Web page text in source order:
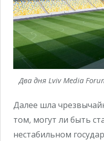
Два дня Lviv Media
Далее шла
том, могут ли быть
нестабильном